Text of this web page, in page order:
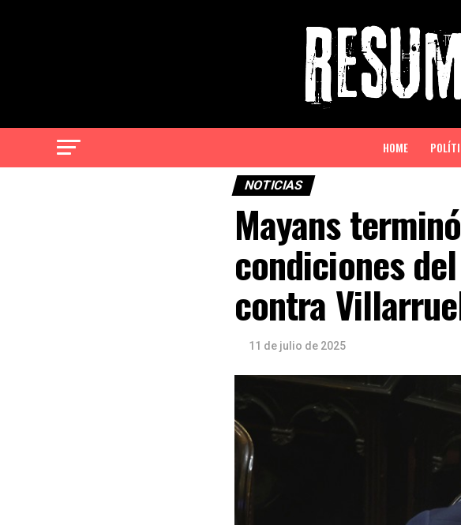
HOME
NOTICIAS
Mayans
condiciones
contra
11 de julio de 2025